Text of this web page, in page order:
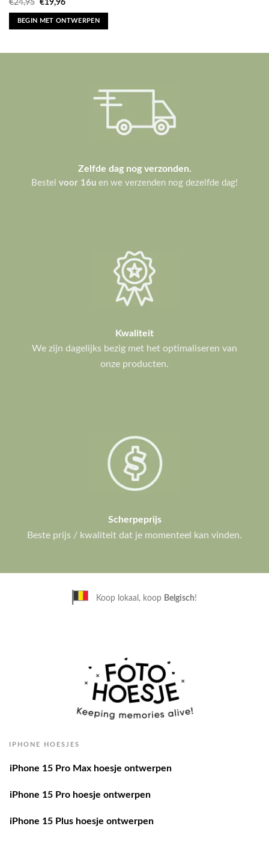
was:
€24,95.
is:
€19,96.
BEGIN MET ONTWERPEN
Zelfde dag nog verzonden.
Bestel voor 16u en we verzenden nog dezelfde dag!
Kwaliteit
We zijn dagelijks bezig met het optimaliseren van
onze producten.
Scherpeprijs
Beste prijs / kwaliteit dat je momenteel kan vinden.
Betaal achterafmet Klarna
IPHONE HOESJES
iPhone 15 Pro Max hoesje ontwerpen
iPhone 15 Pro hoesje ontwerpen
iPhone 15 Plus hoesje ontwerpen